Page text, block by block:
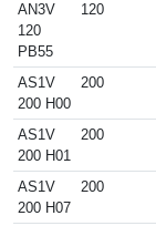
AN3V
120
PB55
120
AS1V
200 H00
200
AS1V
200 H01
200
AS1V
200 H07
200